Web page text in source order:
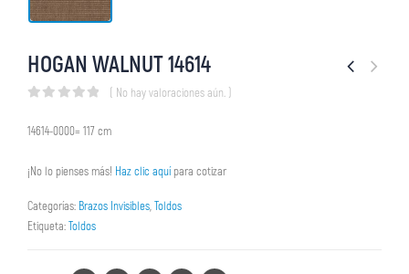
HOGAN WALNUT 14614
( No hay valoraciones aún. )
14614-0000= 117 cm
¡No lo pienses más! Haz clic aquípara cotizar
Categorías: Brazos Invisibles,Toldos
Etiqueta:Toldos